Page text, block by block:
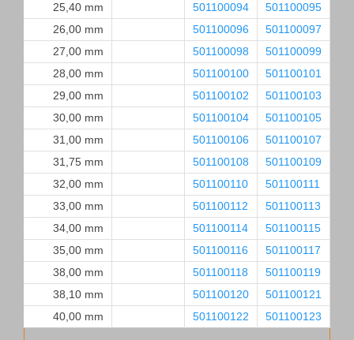
25,40 mm 501100094
501100095
26,00 mm
501100096
501100097
27,00 mm
501100098
501100099
28,00 mm
501100100
501100101
29,00 mm
501100102
501100103
30,00 mm
501100104
501100105
31,00 mm
501100106
501100107
31,75 mm
501100108
501100109
32,00 mm
501100110
501100111
33,00 mm
501100112
501100113
34,00 mm
501100114
501100115
35,00 mm
501100116
501100117
38,00 mm
501100118
501100119
38,10 mm
501100120
501100121
40,00 mm
501100122 501100123